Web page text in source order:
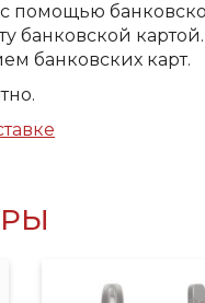
помощью
банковской
банковских карт.